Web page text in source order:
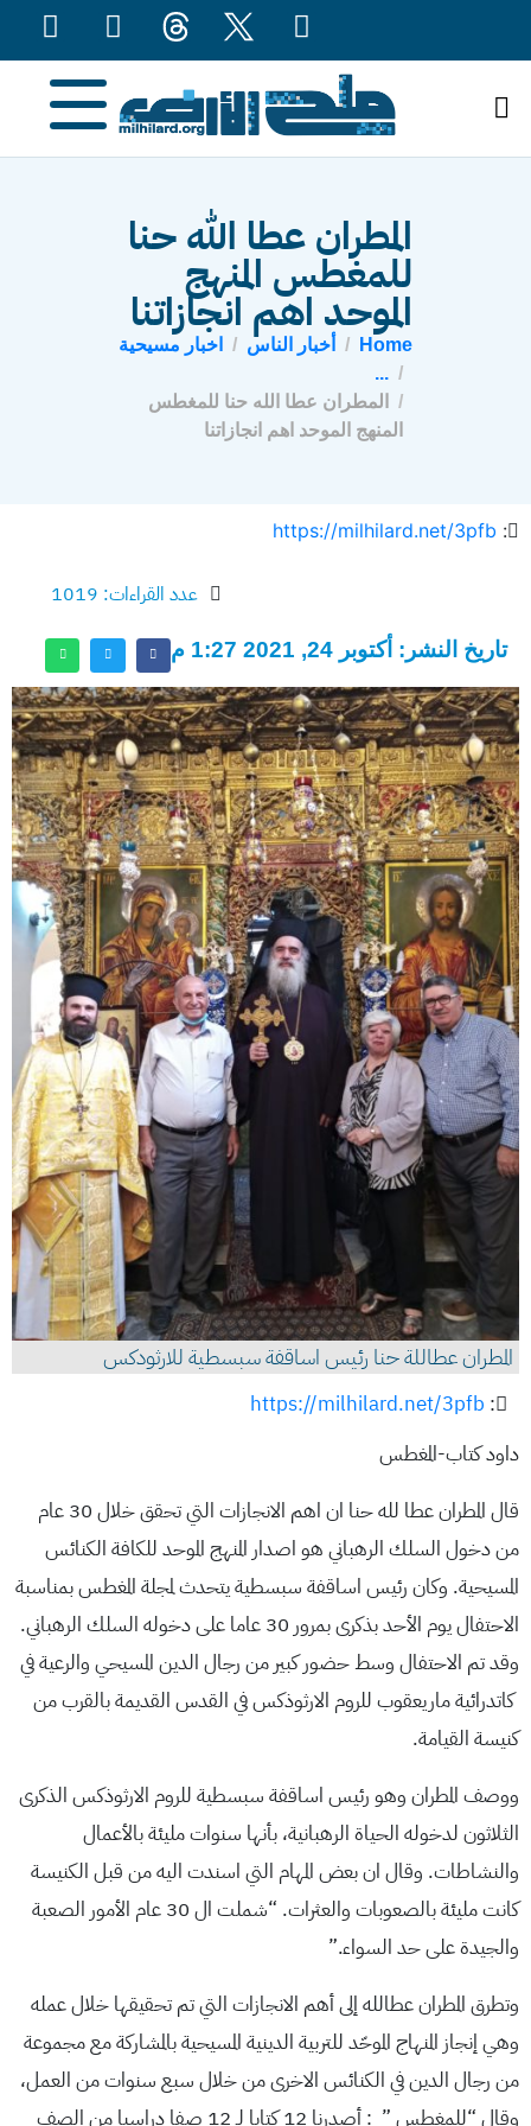
المطران عطا الله حنا
للمغطس المنهج
الموحد اهم انجازاتنا
Home أخبار الناس
اخبار مسيحية
...
المطران عطا الله حنا للمغطس
المنهج الموحد اهم انجازاتنا
:
https://milhilard.net/3pfb
عدد القراءات: 1019
تاريخ النشر: أكتوبر 24, 2021 1:27 م
المطران عطاللة حنا رئيس اساقفة سبسطية للارثودكس
:
https://milhilard.net/3pfb
داود كتاب-المغطس
قال المطران عطا لله حنا ان اهم الانجازات التي تحقق خلال 30 عام
من دخول السلك الرهباني هو اصدار المنهج الموحد للكافة الكنائس
المسيحية. وكان رئيس اساقفة سبسطية يتحدث لمجلة المغطس بمناسبة
الاحتفال يوم الأحد بذكرى بمرور 30 عاما على دخوله السلك الرهباني.
وقد تم الاحتفال وسط حضور كبير من رجال الدين المسيحي والرعية في
كاتدرائية ماريعقوب للروم الارثوذكس في القدس القديمة بالقرب من
كنيسة القيامة.
ووصف المطران وهو رئيس اساقفة سبسطية للروم الارثوذكس الذكرى
الثلاثون لدخوله الحياة الرهبانية، بأنها سنوات مليئة بالأعمال
والنشاطات. وقال ان بعض المهام التي اسندت اليه من قبل الكنيسة
كانت مليئة بالصعوبات والعثرات. “شملت ال 30 عام الأمور الصعبة
والجيدة على حد السواء.”
وتطرق المطران عطالله إلى أهم الانجازات التي تم تحقيقها خلال عمله
وهي إنجاز المنهاج الموحّد للتربية الدينية المسيحية بالمشاركة مع مجموعة
من رجال الدين في الكنائس الاخرى من خلال سبع سنوات من العمل،
وقال “للمغطس ” : أصدرنا 12 كتابا لـ 12 صفا دراسيا من الصف